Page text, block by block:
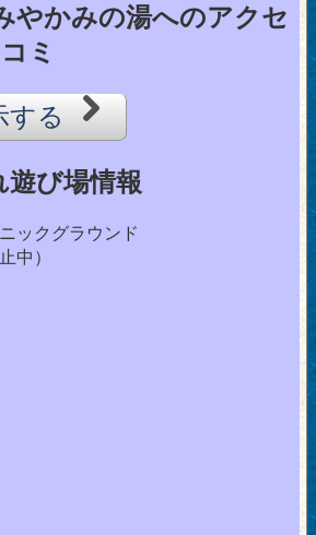
やかみの湯へのアクセ
ミ
する
遊び場情報
ックグラウンド
中）